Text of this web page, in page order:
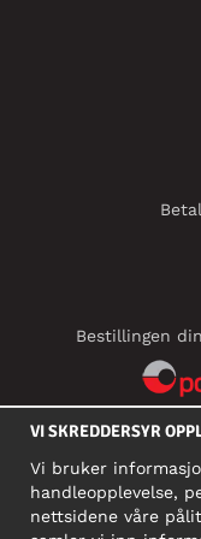
Bestillingen
VI SKREDDERSYR
Vi bruker
handleopplevelse,
nettsidene våre